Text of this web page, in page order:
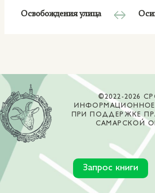
Освобождения улица
©2022-2026
ПРИ ПОДДЕРЖКЕ
САМАРСКОЙ
Запрос книги